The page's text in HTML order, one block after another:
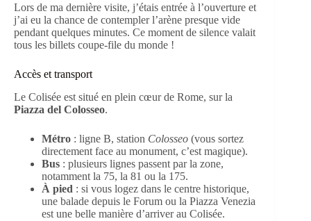
Lors de ma dernière visite, j’étais entrée à l’ouverture et
j’ai eu la chance de contempler l’arène presque vide
pendant quelques minutes. Ce moment de silence valait
tous les billets coupe-file du monde !
Accès et transport
Le Colisée est situé en plein cœur de Rome, sur la
Piazza del Colosseo.
Métro : ligne B, station Colosseo (vous sortez
directement face au monument, c’est magique).
Bus : plusieurs lignes passent par la zone,
notamment la 75, la 81 ou la 175.
À pied : si vous logez dans le centre historique,
une balade depuis le Forum ou la Piazza Venezia
est une belle manière d’arriver au Colisée.